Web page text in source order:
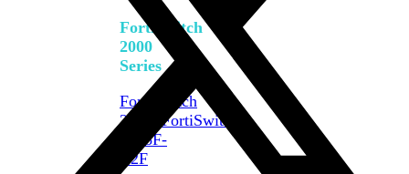
FortiSwitch
2000
Series
FortiSwitch
2048F FortiSwitch
2048F-
B2F